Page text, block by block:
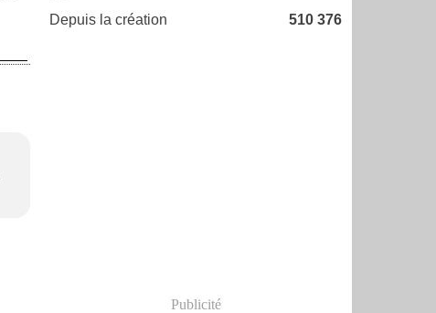
Depuis la création 510 376
Publicité